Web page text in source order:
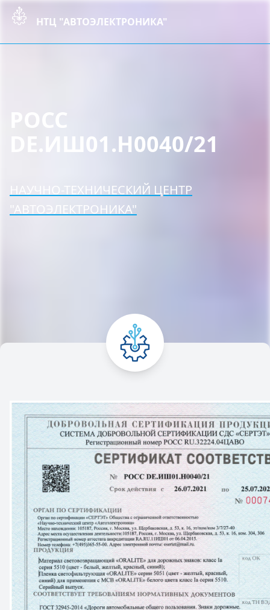
НТЦ "АВТОЭЛЕКТРОНИКА"
DE.ИШ01.Н0040/21
НАУЧНО-ТЕХНИЧЕСКИЙ ЦЕНТР
"АВТОЭЛЕКТРОНИКА"